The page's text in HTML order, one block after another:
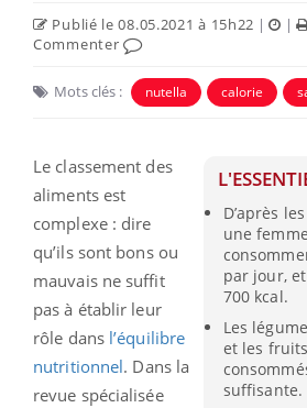
Publié le 08.05.2021 à 15h22 | |
Commenter
Mots clés : nutella calorie
D’après
une
par jour,
700 kcal.
Les
et les
suffisante.
Le classement des
aliments est
complexe : dire
qu’ils sont bons ou
mauvais ne suffit
pas à établir leur
rôle dans l’équilibre
nutritionnel. Dans la
revue spécialisée